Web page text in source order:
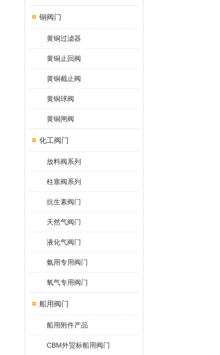
铜阀门
黄铜过滤器
黄铜止回阀
黄铜截止阀
黄铜球阀
黄铜闸阀
化工阀门
放料阀系列
柱塞阀系列
抗生素阀门
天然气阀门
液化气阀门
氨用专用阀门
氧气专用阀门
船用阀门
船用附件产品
CBM外贸标船用阀门